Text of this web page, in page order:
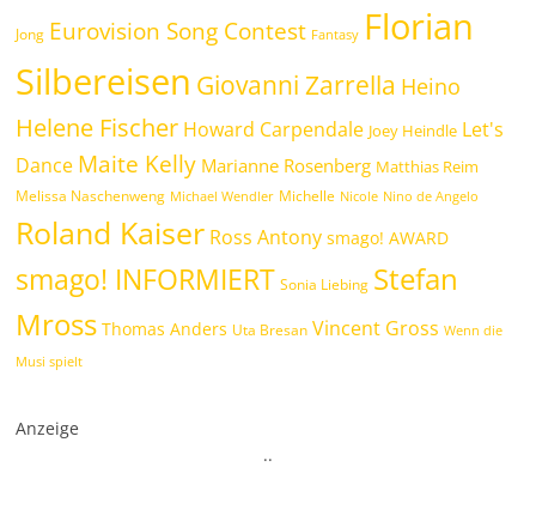
Jong Eurovision Song Contest Fantasy Florian
Silbereisen Giovanni Zarrella Heino
Helene Fischer Howard Carpendale Joey Heindle Let's
Dance Maite Kelly Marianne Rosenberg Matthias Reim
Melissa Naschenweng Michael Wendler Michelle Nicole Nino de Angelo
Roland Kaiser Ross Antony smago! AWARD
smago! INFORMIERT Sonia Liebing Stefan
Mross Thomas Anders Uta Bresan Vincent Gross Wenn die
Musi spielt
Anzeige
..